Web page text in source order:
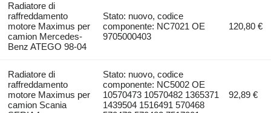
Radiatore di
raffreddamento
motore Maximus per
camion Mercedes-
Benz ATEGO 98-04
Stato: nuovo, codice
componente: NC7021 OE
9705000403
120,80 €
Radiatore di
raffreddamento
motore Maximus per
camion Scania
Stato: nuovo, codice
componente: NC5002 OE
10570473 10570482 1365371
1439504 1516491 570468
92,89 €